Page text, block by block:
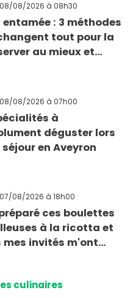
08/08/2026 à 08h30
entamée : 3 méthodes
tout pour la
au mieux et
08/08/2026 à 07h00
à
déguster lors
en Aveyron
07/08/2026 à 18h00
ces boulettes
à la ricotta et
mes invités m'ont
culinaires